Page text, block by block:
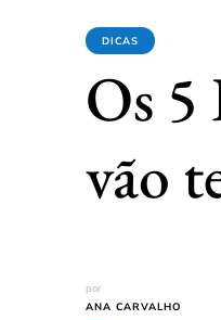
DICAS
Os 5
vão
por
ANA CARVALHO